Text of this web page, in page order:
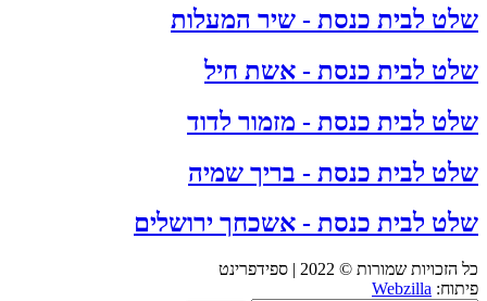
שלט לבית כנסת - שיר המעלות
שלט לבית כנסת - אשת חיל
שלט לבית כנסת - מזמור לדוד
שלט לבית כנסת - בריך שמיה
שלט לבית כנסת - אשכחך ירושלים
כל הזכויות שמורות © 2022 | ספידפרינט
פיתוח: Webzilla